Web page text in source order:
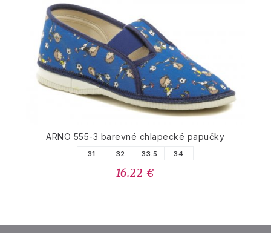
ARNO 555-3 barevné chlapecké papučky
31 32 33.5 34
16.22 €